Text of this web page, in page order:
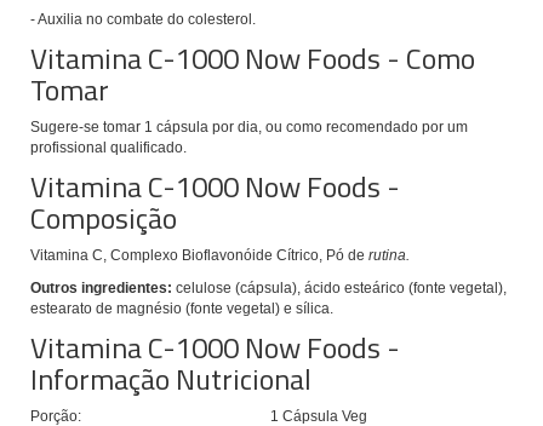
- Auxilia no combate do colesterol.
Vitamina C-1000 Now Foods - Como
Tomar
Sugere-se tomar 1 cápsula por dia, ou como recomendado por um
profissional qualificado.
Vitamina C-1000 Now Foods -
Composição
Vitamina C, Complexo Bioflavonóide Cítrico, Pó de rutina.
Outros ingredientes: celulose (cápsula), ácido esteárico (fonte vegetal),
estearato de magnésio (fonte vegetal) e sílica.
Vitamina C-1000 Now Foods -
Informação Nutricional
Porção:
1 Cápsula Veg